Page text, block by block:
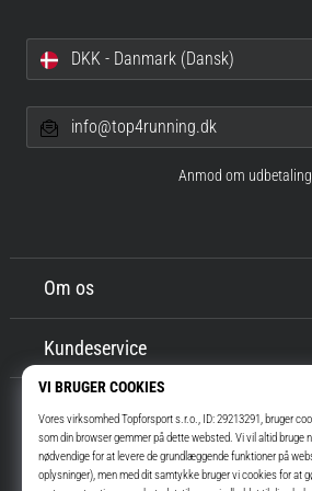
Om os
Kundeservice
DKK - Danmark (Dansk)
info@top4running.dk
Anmod om udbetaling